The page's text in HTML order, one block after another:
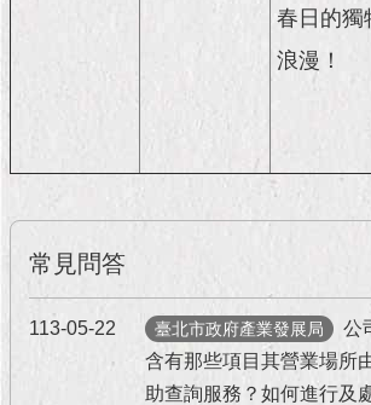
春日的獨
浪漫！
常見問答
113-05-22 臺北市政府產業發展局
公
含有那些項目其營業場所
助查詢服務？如何進行及